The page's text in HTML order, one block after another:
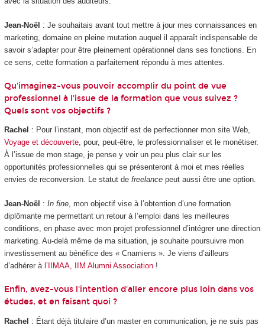
Jean-Noël : Je souhaitais avant tout mettre à jour mes connaissances en
marketing, domaine en pleine mutation auquel il apparaît indispensable de
savoir s’adapter pour être pleinement opérationnel dans ses fonctions. En
ce sens, cette formation a parfaitement répondu à mes attentes.
Qu'imaginez-vous pouvoir accomplir du point de vue
professionnel à l'issue de la formation que vous suivez ?
Quels sont vos objectifs ?
Rachel : Pour l’instant, mon objectif est de perfectionner mon site Web,
Voyage et découverte, pour, peut-être, le professionnaliser et le monétiser.
À l’issue de mon stage, je pense y voir un peu plus clair sur les
opportunités professionnelles qui se présenteront à moi et mes réelles
envies de reconversion. Le statut de freelance peut aussi être une option.
Jean-Noël : In fine, mon objectif vise à l’obtention d’une formation
diplômante me permettant un retour à l’emploi dans les meilleures
conditions, en phase avec mon projet professionnel d’intégrer une direction
marketing. Au-delà même de ma situation, je souhaite poursuivre mon
investissement au bénéfice des « Cnamiens ». Je viens d’ailleurs
d’adhérer à l’IIMAA, IIM Alumni Association!
Enfin, avez-vous l'intention d'aller encore plus loin dans vos
études, et en faisant quoi ?
Rachel : Étant déjà titulaire d’un master en communication, je ne suis pas